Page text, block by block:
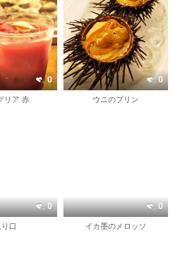
0
リア 赤
0
ウニのプリン
0
り口
0
イカ墨のメロッソ